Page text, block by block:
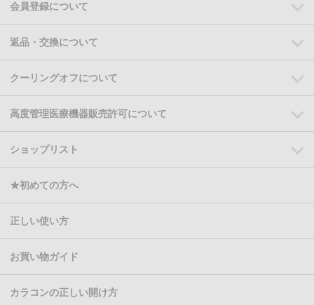
会員登録について
返品・交換について
クーリングオフについて
高度管理医療機器販売許可について
ショップリスト
★初めての方へ
正しい使い方
お買い物ガイド
カラコンの正しい開け方